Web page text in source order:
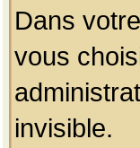
Dans
vous
invisible.